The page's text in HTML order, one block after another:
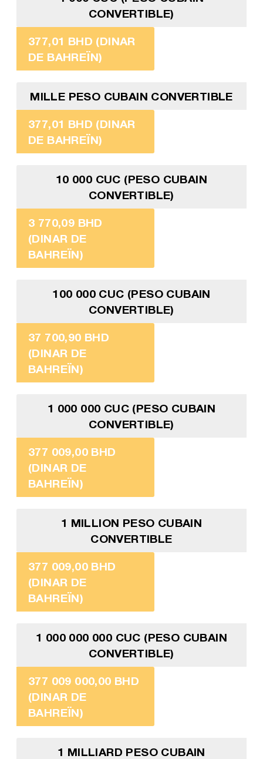
CONVERTIBLE)
377,01 BHD (DINAR
DE BAHREÏN)
MILLE PESO CUBAIN CONVERTIBLE
377,01 BHD (DINAR
DE BAHREÏN)
10 000 CUC (PESO CUBAIN
CONVERTIBLE)
3 770,09 BHD
(DINAR DE
BAHREÏN)
100 000 CUC (PESO CUBAIN
CONVERTIBLE)
37 700,90 BHD
(DINAR DE
BAHREÏN)
1 000 000 CUC (PESO CUBAIN
CONVERTIBLE)
377 009,00 BHD
(DINAR DE
BAHREÏN)
1 MILLION PESO CUBAIN
CONVERTIBLE
377 009,00 BHD
(DINAR DE
BAHREÏN)
1 000 000 000 CUC (PESO CUBAIN
CONVERTIBLE)
377 009 000,00 BHD
(DINAR DE
BAHREÏN)
1 MILLIARD PESO CUBAIN